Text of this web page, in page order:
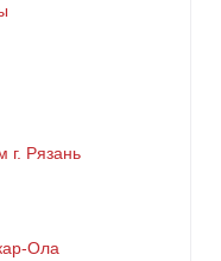
Рязань
Ола